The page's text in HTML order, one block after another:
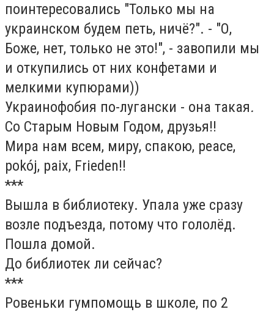
поинтересовались "Только мы на
украинском будем петь, ничё?". - "О,
Боже, нет, только не это!", - завопили мы
и откупились от них конфетами и
мелкими купюрами))
Украинофобия по-лугански - она такая.
Со Старым Новым Годом, друзья!!
Мира нам всем, миру, спакою, peace,
pokój, paix, Frieden!!
***
Вышла в библиотеку. Упала уже сразу
возле подъезда, потому что гололёд.
Пошла домой.
До библиотек ли сейчас?
***
Ровеньки гумпомощь в школе, по 2